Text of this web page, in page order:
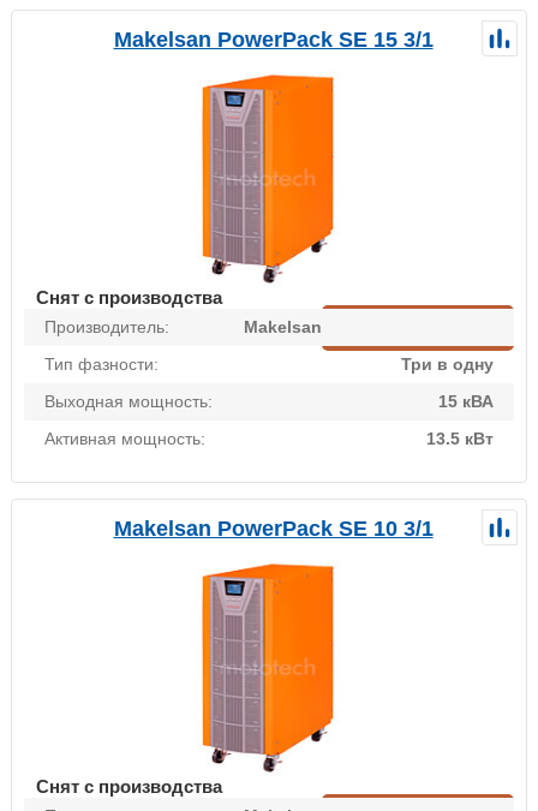
Makelsan PowerPack SE 15 3/1
Снят с производства
Производитель:
Makelsan
Тип фазности:
Три в одну
Выходная мощность:
15 кВА
Активная мощность:
13.5 кВт
Makelsan PowerPack SE 10 3/1
Снят с производства